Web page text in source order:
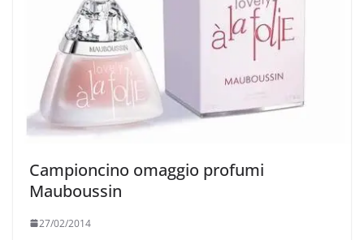
Campioncino omaggio profumi
Mauboussin
27/02/2014